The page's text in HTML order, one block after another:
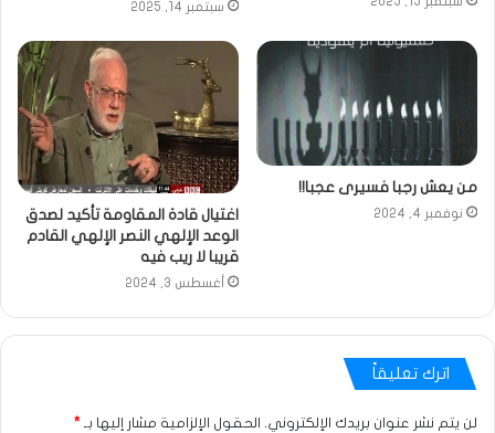
سبتمبر 14, 2025
من يعش رجبا فسيرى عجبا!!
نوفمبر 4, 2024
اغتيال قادة المقاومة تأكيد لصدق
الوعد الإلهي النصر الإلهي القادم
قريبا لا ريب فيه
أغسطس 3, 2024
اترك تعليقاً
لن يتم نشر عنوان بريدك الإلكتروني. الحقول الإلزامية مشار إليها بـ *